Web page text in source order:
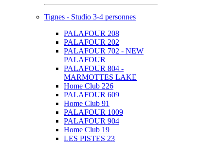
Tignes - Studio 3-4 personnes
PALAFOUR 208
PALAFOUR 202
PALAFOUR 702 - NEW
PALAFOUR
PALAFOUR 804 -
MARMOTTES LAKE
Home Club 226
PALAFOUR 609
Home Club 91
PALAFOUR 1009
PALAFOUR 904
Home Club 19
LES PISTES 23